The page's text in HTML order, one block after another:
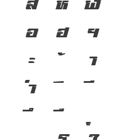
ส ห ฬ
อ ฮ ฯ
ะ า
ำ